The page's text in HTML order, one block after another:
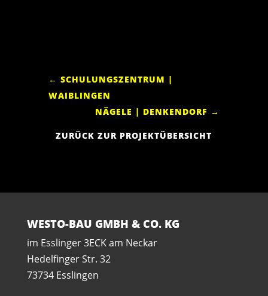
← SCHULUNGSZENTRUM |
WAIBLINGEN
NÄGELE | DENKENDORF →
ZURÜCK ZUR PROJEKTÜBERSICHT
WESTO-BAU GMBH & CO. KG
im Esslinger 3ECK am Neckar
Hedelfinger Str. 32
73734 Esslingen